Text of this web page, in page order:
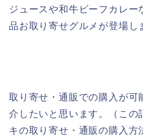
ジュースや和牛ビーフカレー
品お取り寄せグルメが登場し
取り寄せ・通販での購入が可
介したいと思います。（この
キの取り寄せ・通販の購入方